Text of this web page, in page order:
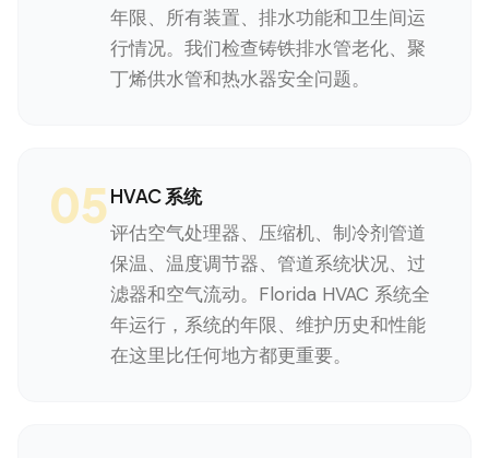
年限、所有装置、排水功能和卫生间运
行情况。我们检查铸铁排水管老化、聚
丁烯供水管和热水器安全问题。
05HVAC 系统
评估空气处理器、压缩机、制冷剂管道
保温、温度调节器、管道系统状况、过
滤器和空气流动。Florida HVAC 系统全
年运行，系统的年限、维护历史和性能
在这里比任何地方都更重要。